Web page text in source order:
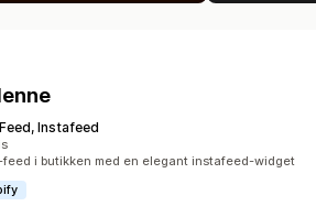
Instafeed
alt
i butikken med en elegant instafeed-widget